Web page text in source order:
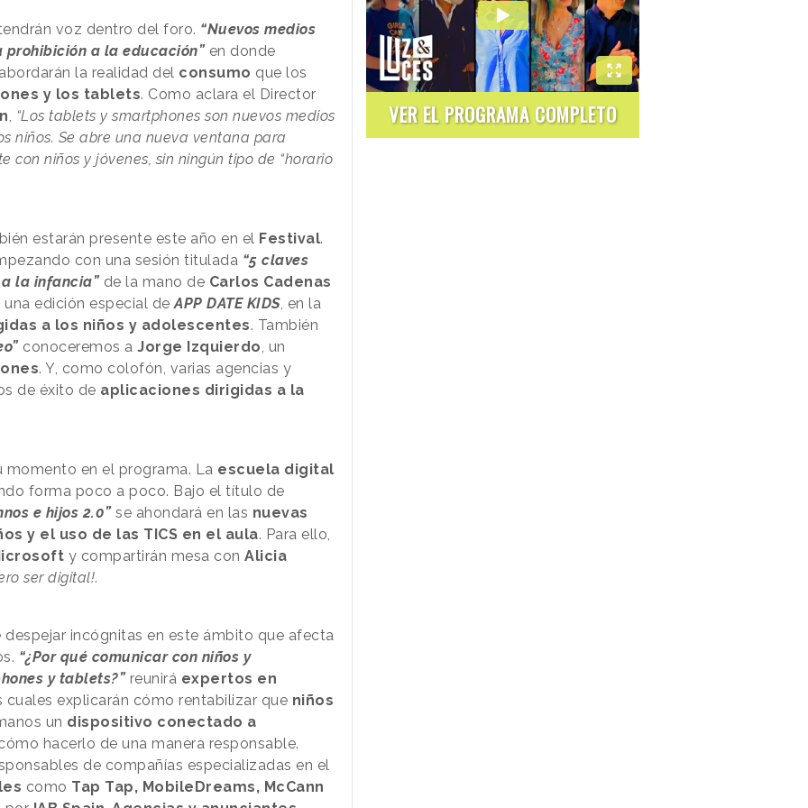
voz dentro del foro. “Nuevos medios
a la educación”en donde
la realidad del consumo que los
y los tablets. Como aclara el Director
“Los tablets y smartphones son nuevos medios
niños. Se abre una nueva ventana para
con niños y jóvenes, sin ningún tipo de “horario
estarán presente este año en el Festival.
con una sesión titulada “5 claves
la infancia”de la mano de Carlos Cadenas
una edición especial de APP DATE KIDS, en la
a los niños y adolescentes. También
conoceremos a Jorge Izquierdo , un
. Y, como colofón, varias agencias y
de éxito de aplicaciones dirigidas a la
en el programa. La escuela digital
forma poco a poco. Bajo el título de
e hijos 2.0”se ahondará en las nuevas
y el uso de las TICS en el aula. Para ello,
y compartirán mesa con Alicia
ser digital!.
incógnitas en este ámbito que afecta
“¿Por qué comunicar con niños y
y tablets?”reunirá expertos en
cuales explicarán cómo rentabilizar que niños
un dispositivo conectado a
hacerlo de una manera responsable.
de compañías especializadas en el
como Tap Tap, MobileDreams, McCann
VER EL PROGRAMA COMPLETO